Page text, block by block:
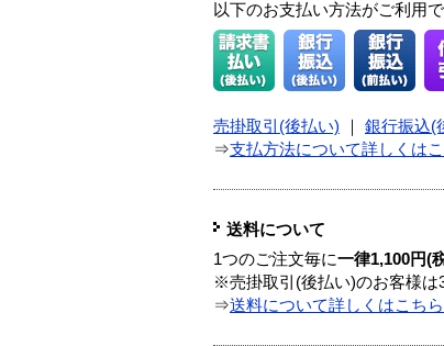
以下のお支払い方法がご利用で
売掛取引(後払い) 銀行振込(
⇒支払方法について詳しくは
送料について
1つのご注文毎に一律1,100円(
※売掛取引(後払い)のお客様は
⇒送料について詳しくはこちら